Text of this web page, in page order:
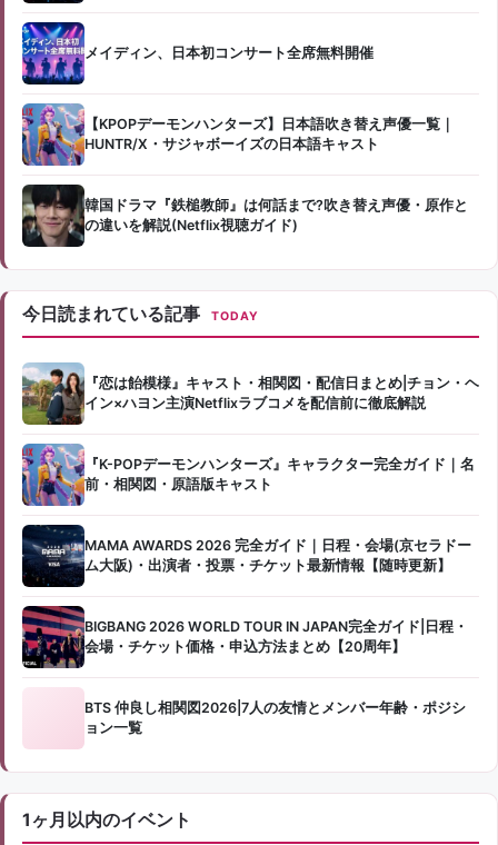
メイディン、日本初コンサート全席無料開催
【KPOPデーモンハンターズ】日本語吹き替え声優一覧｜
HUNTR/X・サジャボーイズの日本語キャスト
韓国ドラマ『鉄槌教師』は何話まで?吹き替え声優・原作と
の違いを解説(Netflix視聴ガイド)
今日読まれている記事 TODAY
『恋は飴模様』キャスト・相関図・配信日まとめ|チョン・ヘ
イン×ハヨン主演Netflixラブコメを配信前に徹底解説
『K-POPデーモンハンターズ』キャラクター完全ガイド｜名
前・相関図・原語版キャスト
MAMA AWARDS 2026 完全ガイド｜日程・会場(京セラドー
ム大阪)・出演者・投票・チケット最新情報【随時更新】
BIGBANG 2026 WORLD TOUR IN JAPAN完全ガイド|日程・
会場・チケット価格・申込方法まとめ【20周年】
BTS 仲良し相関図2026|7人の友情とメンバー年齢・ポジシ
ョン一覧
1ヶ月以内のイベント